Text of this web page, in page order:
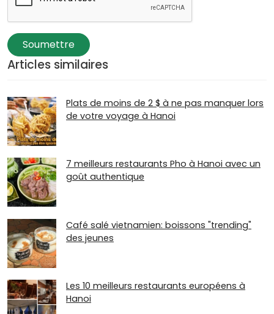
Soumettre
Articles similaires
Plats de moins de 2 $ à ne pas manquer lors
de votre voyage à Hanoi
7 meilleurs restaurants Pho à Hanoi avec un
goût authentique
Café salé vietnamien: boissons "trending"
des jeunes
Les 10 meilleurs restaurants européens à
Hanoi